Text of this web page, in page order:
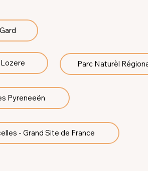
Gard
Lozere Parc Naturèl
Pyreneeën
- Grand Site de France